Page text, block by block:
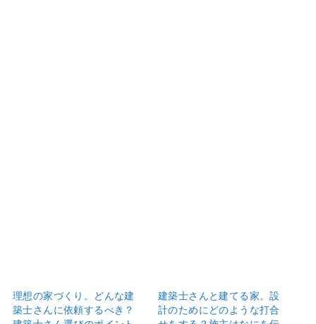
理想の家づくり。どんな建
築士さんに依頼するべき？
建築士さんと建てる家。設
計のためにどのような打合